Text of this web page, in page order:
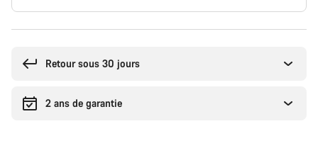
Retour sous 30 jours
2 ans de garantie